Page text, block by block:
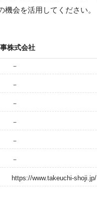
機会を活用してください。
株式会社
－
－
－
－
－
－
https://www.takeuchi-shoji.jp/